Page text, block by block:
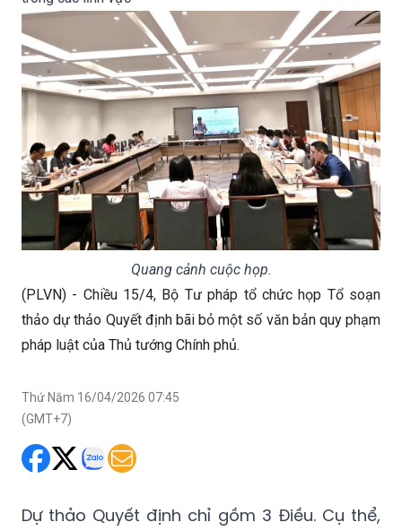
Quang cảnh cuộc họp.
(PLVN) - Chiều 15/4, Bộ Tư pháp tổ chức họp Tổ soạn
thảo dự thảo Quyết định bãi bỏ một số văn bản quy phạm
pháp luật của Thủ tướng Chính phủ.
Thứ Năm 16/04/2026 07:45
(GMT+7)
Dự thảo Quyết định chỉ gồm 3 Điều. Cụ thể,